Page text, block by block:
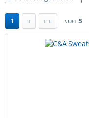
1 von 5